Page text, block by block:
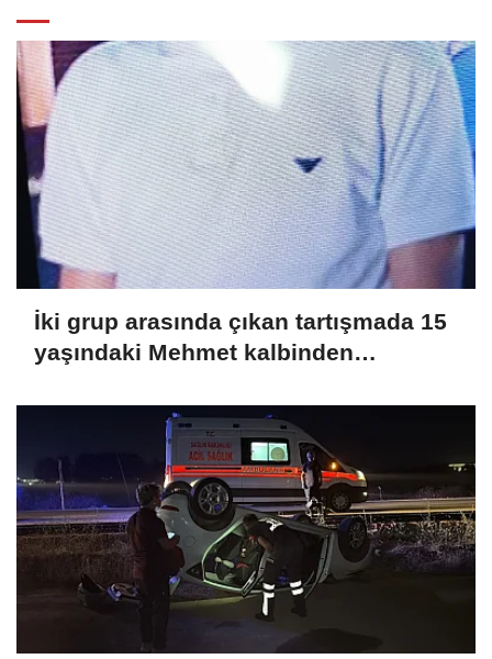
İki grup arasında çıkan tartışmada 15
yaşındaki Mehmet kalbinden